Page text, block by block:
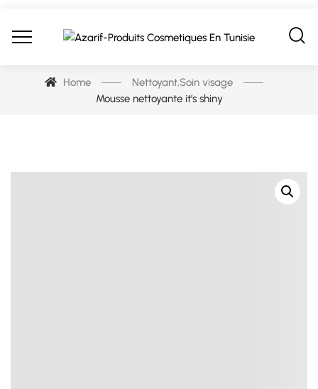
Home Nettoyant,Soin visage
Mousse nettoyante it’s shiny